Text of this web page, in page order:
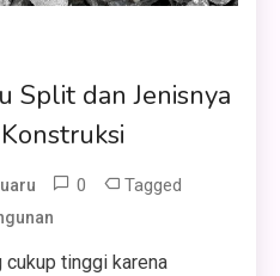
Split dan Jenisnya
0 Tagged
tinggi karena